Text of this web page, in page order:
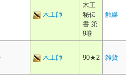
木工師
木工
秘伝
書:第
9巻
触媒
木工師 90★2 雑貨